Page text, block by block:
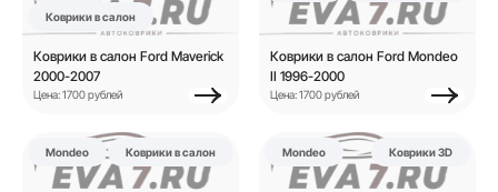
Коврики в салон
Коврики в салон Ford Maverick
2000-2007
Цена: 1700 рублей
Коврики в салон Ford Mondeo
II 1996-2000
Цена: 1700 рублей
Mondeo Коврики в салон Mondeo Коврики 3D